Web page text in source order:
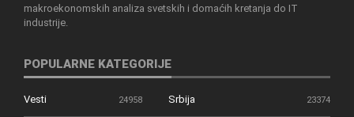
makroekonomskih analiza svetskih i domaćih kretanja do IT
industrije.
POPULARNE KATEGORIJE
Vesti 24958 Srbija 23374